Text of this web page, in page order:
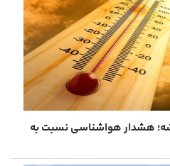
هشدار هواشناسی نسبت به